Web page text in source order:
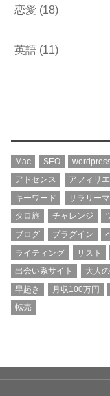
恋愛 (18)
英語 (11)
Mac SEO
アドセンス
アフィリ
キーワード
サラリー
タロ旅
チャレンジ
ブログ
プラグイン
ライティング
リスト
出会い系サイト
大人
早起き
月収100万円
転売